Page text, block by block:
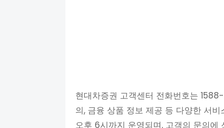
현대차증권 고객센터 전화번호는
의, 금융 상품 정보 제공 등 다양한 서
오후 6시까지 운영되며, 고객의 문의에